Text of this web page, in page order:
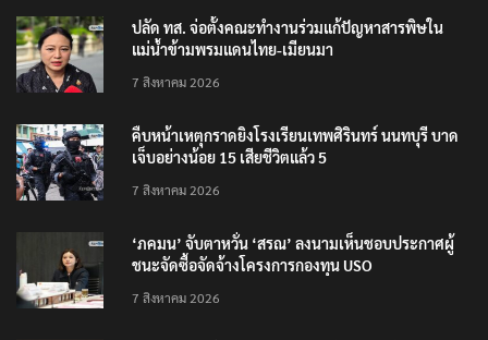
ปลัด ทส. จ่อตั้งคณะทำงานร่วมแก้ปัญหาสารพิษใน
แม่น้ำข้ามพรมแดนไทย-เมียนมา
7 สิงหาคม 2026
คืบหน้าเหตุกราดยิงโรงเรียนเทพศิรินทร์ นนทบุรี บาด
เจ็บอย่างน้อย 15 เสียชีวิตแล้ว 5
7 สิงหาคม 2026
‘ภคมน’ จับตาหวั่น ‘สรณ’ ลงนามเห็นชอบประกาศผู้
ชนะจัดซื้อจัดจ้างโครงการกองทุน USO
7 สิงหาคม 2026